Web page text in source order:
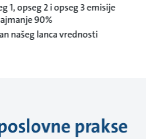
1, opseg 2 i opseg 3 emisije
90%
našeg lanca vrednosti
prakse